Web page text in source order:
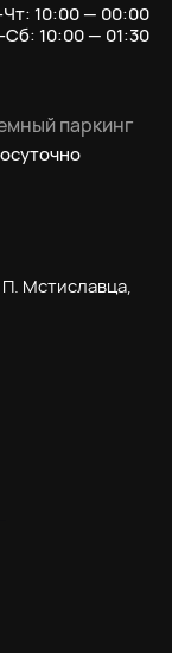
паркинг
10:00 — 00:00
10:00 — 01:30
Мстиславца,